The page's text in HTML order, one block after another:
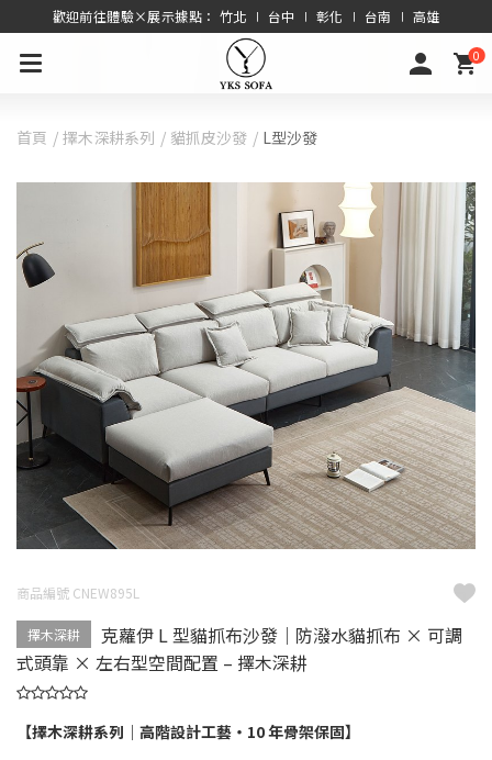
歡迎前往體驗×展示據點： 竹北 ∣ 台中 ∣ 彰化 ∣ 台南 ∣ 高雄
0
首頁 擇木深耕系列 貓抓皮沙發 L型沙發
商品編號 CNEW895L
擇木深耕
克蘿伊 L 型貓抓布沙發｜防潑水貓抓布 × 可調
式頭靠 × 左右型空間配置 – 擇木深耕
【擇木深耕系列｜高階設計工藝・10 年骨架保固】